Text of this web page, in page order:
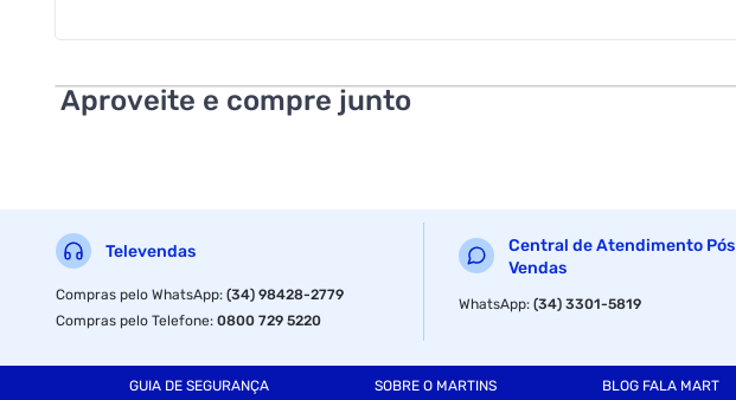
Fexofenadina 6mg/ml
Aproveite e compre junto
Televendas
Compras pelo WhatsApp:(34) 98428-2779
Compras pelo Telefone:0800 729 5220
Central de Atendimento Pós
Vendas
WhatsApp:(34) 3301-5819
GUIA DE SEGURANÇA SOBRE O MARTINS BLOG FALA MART